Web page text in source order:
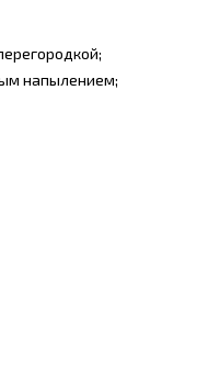
напылением;